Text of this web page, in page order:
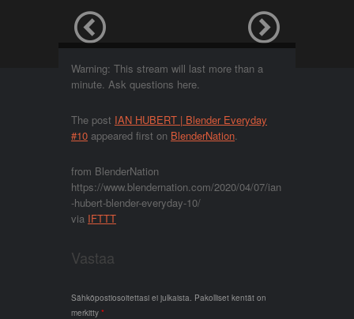
Warning: This stream will last more than a
minute. Ask questions here.
The post IAN HUBERT | Blender Everyday
#10 appeared first on BlenderNation.
from BlenderNation
https://www.blendernation.com/2020/04/07/ian
-hubert-blender-everyday-10/
via IFTTT
Vastaa
Sähköpostiosoitettasi ei julkaista. Pakolliset kentät on
merkitty *